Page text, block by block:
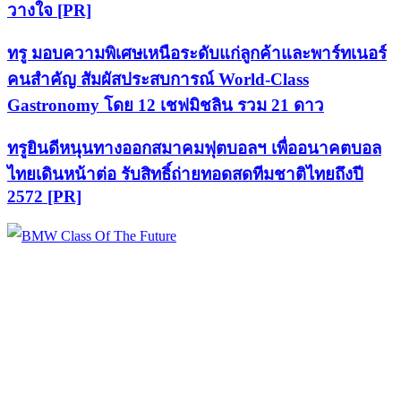
วางใจ [PR]
ทรู มอบความพิเศษเหนือระดับแก่ลูกค้าและพาร์ทเนอร์
คนสำคัญ สัมผัสประสบการณ์ World-Class
Gastronomy โดย 12 เชฟมิชลิน รวม 21 ดาว
ทรูยินดีหนุนทางออกสมาคมฟุตบอลฯ เพื่ออนาคตบอล
ไทยเดินหน้าต่อ รับสิทธิ์ถ่ายทอดสดทีมชาติไทยถึงปี
2572 [PR]